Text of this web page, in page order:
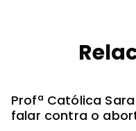
Profª Católica
falar contra o